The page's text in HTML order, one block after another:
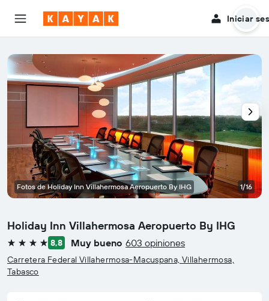
Iniciar
Holiday Inn Villahermosa Aeropuerto By IHG
4 estrellas8,8 Muy bueno 603 opiniones
Carretera Federal Villahermosa-Macuspana, Villahermosa,
Tabasco
Fotos de Holiday Inn Villahermosa Aeropuerto By IHG 1/16